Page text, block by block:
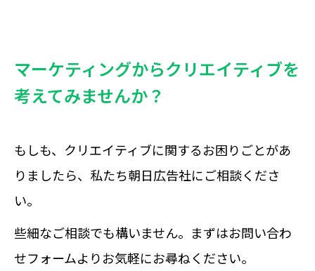
マーケティングからクリエイティブを
考えてみませんか？
もしも、クリエイティブに関するお困りごとがあ
りましたら、私たち朝日広告社にご相談くださ
い。
些細なご相談でも構いません。まずはお問い合わ
せフォームよりお気軽にお尋ねください。